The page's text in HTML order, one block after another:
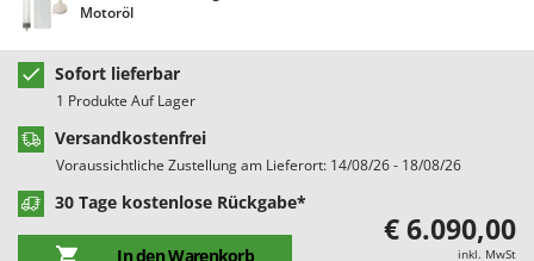
Erntenetze für Obst und Oliven
F
Feder Grubber
Feldspritzen für Pflanzenschutz
Fensterreiniger
Fleischwolf
Beta tools
Bissell
Black & Decker
BlackStone
Blue Bird
Bomet
Motoröl
Sofort lieferbar
1 Produkte Auf Lager
Versandkostenfrei
Voraussichtliche Zustellung am Lieferort: 14/08/26 - 18/08/26
30 Tage kostenlose Rückgabe*
In den Warenkorb
€ 6.090,00
inkl. MwSt